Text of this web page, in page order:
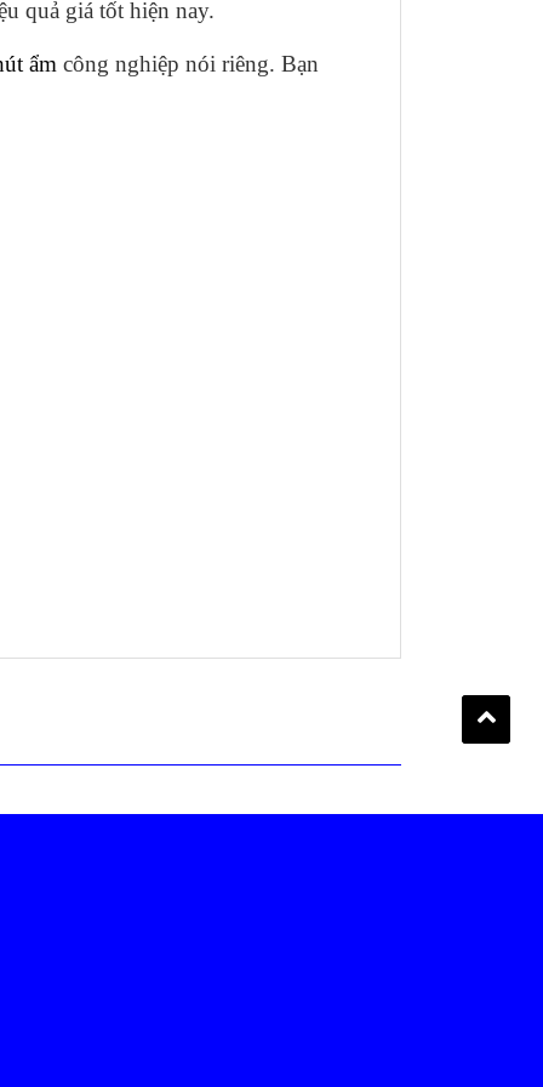
quả giá tốt hiện nay.
ẩm công nghiệp nói riêng. Bạn